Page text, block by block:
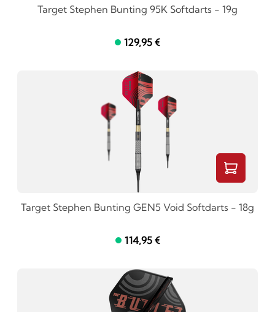
Target Stephen Bunting 95K Softdarts - 19g
129,95 €
Target Stephen Bunting GEN5 Void Softdarts - 18g
114,95 €